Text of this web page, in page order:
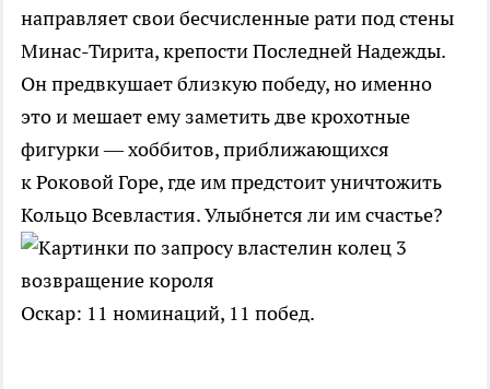
направляет свои бесчисленные рати под стены
Минас-Тирита, крепости Последней Надежды.
Он предвкушает близкую победу, но именно
это и мешает ему заметить две крохотные
фигурки — хоббитов, приближающихся
к Роковой Горе, где им предстоит уничтожить
Кольцо Всевластия. Улыбнется ли им счастье?
Оскар: 11 номинаций, 11 побед.